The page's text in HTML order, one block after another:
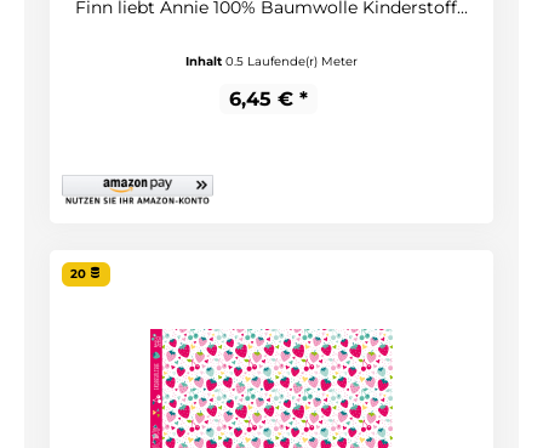
Finn liebt Annie 100% Baumwolle Kinderstoff...
Inhalt 0.5 Laufende(r) Meter
6,45 € *
20